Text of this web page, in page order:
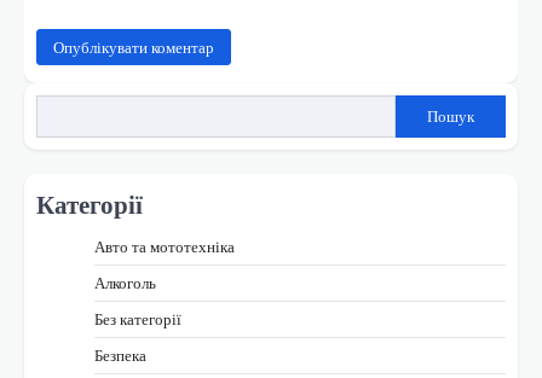
Пошук
Категорії
Авто та мототехніка
Алкоголь
Без категорії
Безпека